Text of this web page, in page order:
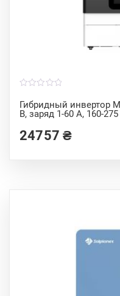
Гибридный инвертор
В, заряд 1-60 А, 160-
o
u
t
f
5
24757₴